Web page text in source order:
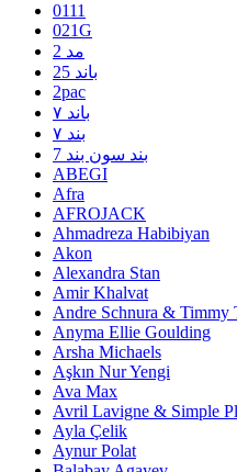
0111
021G
2 مد
25 باند
2pac
۷ باند
۷ بند
7 بند سون بند
ABEGI
Afra
AFROJACK
Ahmadreza Habibiyan
Akon
Alexandra Stan
Amir Khalvat
Andre Schnura & Timmy
Anyma Ellie Goulding
Arsha Michaels
Aşkın Nur Yengi
Ava Max
Avril Lavigne & Simple
Ayla Çelik
Aynur Polat